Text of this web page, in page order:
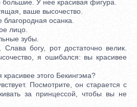
У нее красивая фигура.
ваше высочество.
осанка.
лицо.
зубы.
богу, рот достаточно велик.
я ошибался: вы красивее
этого Бекингэма?
Посмотрите, он старается с
за принцессой, чтобы вы не